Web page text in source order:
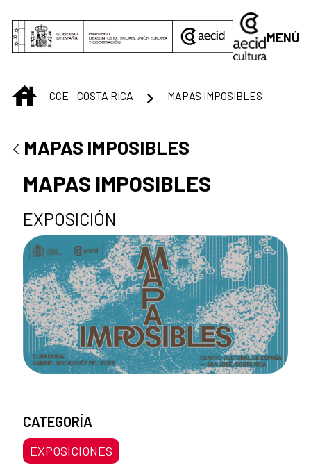
MENÚ
INICIO
CCE - COSTA RICA MAPAS IMPOSIBLES
MAPAS IMPOSIBLES
MAPAS IMPOSIBLES
EXPOSICIÓN
CATEGORÍA
EXPOSICIONES